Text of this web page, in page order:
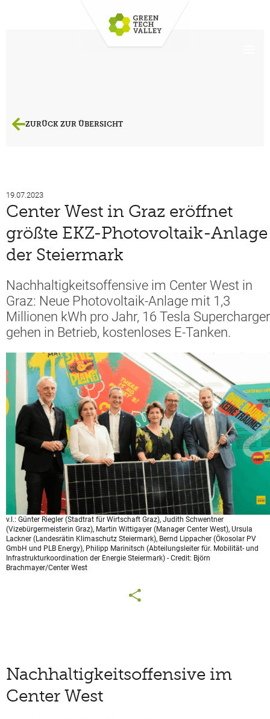
ZURÜCK ZUR ÜBERSICHT
19.07.2023
Center West in Graz eröffnet
größte EKZ-Photovoltaik-Anlage
der Steiermark
Nachhaltigkeitsoffensive im Center West in
Graz: Neue Photovoltaik-Anlage mit 1,3
Millionen kWh pro Jahr, 16 Tesla Supercharger
gehen in Betrieb, kostenloses E-Tanken.
v.l.: Günter Riegler (Stadtrat für Wirtschaft Graz), Judith Schwentner
(Vizebürgermeisterin Graz), Martin Wittigayer (Manager Center West), Ursula
Lackner (Landesrätin Klimaschutz Steiermark), Bernd Lippacher (Ökosolar PV
GmbH und PLB Energy), Philipp Marinitsch (Abteilungsleiter für. Mobilität- und
Infrastrukturkoordination der Energie Steiermark) - Credit: Björn
Brachmayer/Center West
Nachhaltigkeitsoffensive im
Center West